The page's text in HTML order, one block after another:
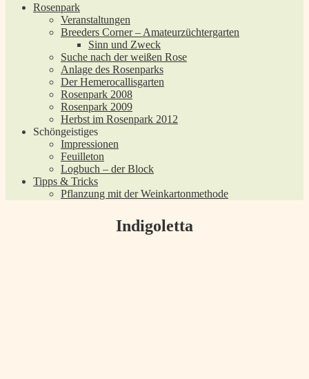
Rosenpark
Veranstaltungen
Breeders Corner – Amateurzüchtergarten
Sinn und Zweck
Suche nach der weißen Rose
Anlage des Rosenparks
Der Hemerocallisgarten
Rosenpark 2008
Rosenpark 2009
Herbst im Rosenpark 2012
Schöngeistiges
Impressionen
Feuilleton
Logbuch – der Block
Tipps & Tricks
Pflanzung mit der Weinkartonmethode
Indigoletta